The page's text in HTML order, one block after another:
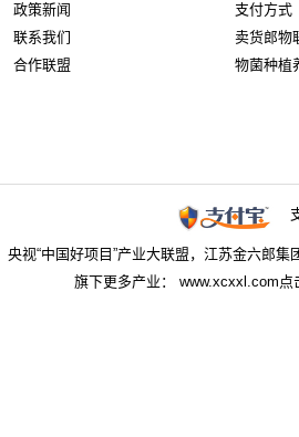
政策新闻
联系我们
合作联盟
支付方式
卖货郎物
物菌种植
央视“中国好项目”产业大联盟，江苏金六郎
旗下更多产业： www.xcxxl.com